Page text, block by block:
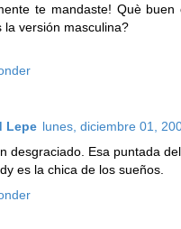
te mandaste! Què
la versión masculina?
Lepe lunes, diciembre 01,
desgraciado. Esa puntada
es la chica de los sueños.